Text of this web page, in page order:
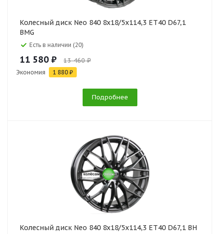
Колесный диск Neo 840 8x18/5x114,3 ET40 D67,1
BMG
Есть в наличии (20)
11 580 ₽ 13 460 ₽
Экономия 1 880 ₽
Подробнее
Колесный диск Neo 840 8x18/5x114,3 ET40 D67,1 BH